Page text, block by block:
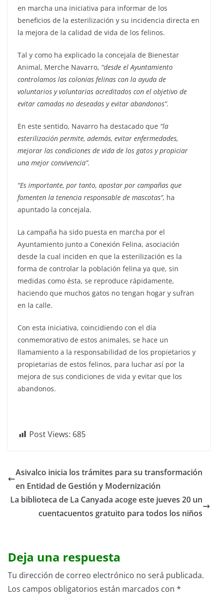
en marcha una iniciativa para informar de los
beneficios de la esterilización y su incidencia directa en
la mejora de la calidad de vida de los felinos.
Tal y como ha explicado la concejala de Bienestar
Animal, Merche Navarro, “desde el Ayuntamiento
controlamos las colonias felinas con la ayuda de
voluntarios y voluntarias acreditados con el objetivo de
evitar camadas no deseadas y evitar abandonos”.
En este sentido, Navarro ha destacado que “la
esterilización permite, además, evitar enfermedades,
mejorar las condiciones de vida de los gatos y propiciar
una mejor convivencia”.
“Es importante, por tanto, apostar por campañas que
fomenten la tenencia responsable de mascotas”, ha
apuntado la concejala.
La campaña ha sido puesta en marcha por el
Ayuntamiento junto a Conexión Felina, asociación
desde la cual inciden en que la esterilización es la
forma de controlar la población felina ya que, sin
medidas como ésta, se reproduce rápidamente,
haciendo que muchos gatos no tengan hogar y sufran
en la calle.
Con esta iniciativa, coincidiendo con el día
conmemorativo de estos animales, se hace un
llamamiento a la responsabilidad de los propietarios y
propietarias de estos felinos, para luchar así por la
mejora de sus condiciones de vida y evitar que los
abandonos.
Post Views: 685
Asivalco inicia los trámites para su transformación
en Entidad de Gestión y Modernización
La biblioteca de La Canyada acoge este jueves 20 un
cuentacuentos gratuito para todos los niños
Deja una respuesta
Tu dirección de correo electrónico no será publicada.
Los campos obligatorios están marcados con *